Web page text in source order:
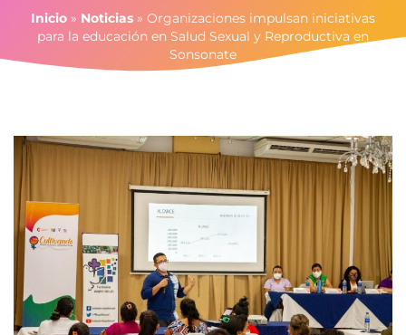
Inicio » Noticias » Organizaciones impulsan iniciativas
para la educación en Salud Sexual y Reproductiva en
Sonsonate